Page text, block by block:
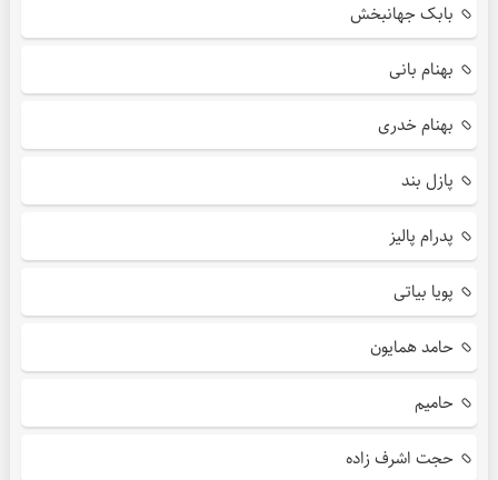
بابک جهانبخش
بهنام بانی
بهنام خدری
پازل بند
پدرام پالیز
پویا بیاتی
حامد همایون
حامیم
حجت اشرف زاده